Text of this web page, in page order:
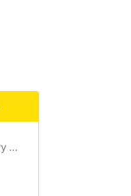
Spider-Man. Całkiem nowy dzień